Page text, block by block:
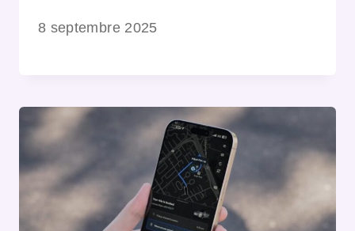
8 septembre 2025